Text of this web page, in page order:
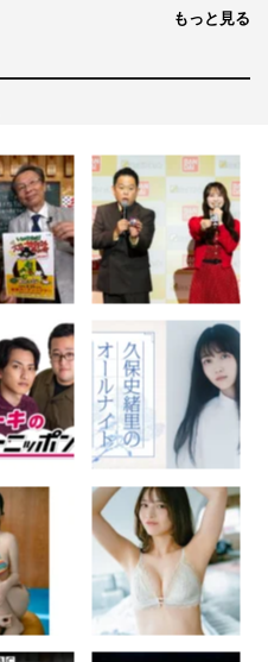
もっと見る